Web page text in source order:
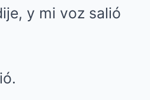
y mi voz salió